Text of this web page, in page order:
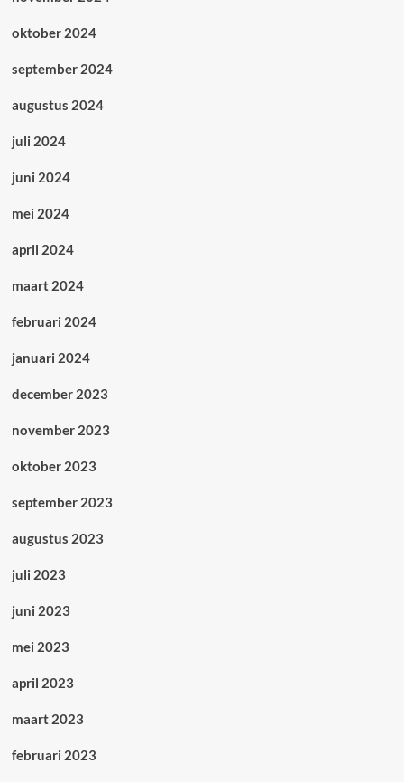
oktober 2024
september 2024
augustus 2024
juli 2024
juni 2024
mei 2024
april 2024
maart 2024
februari 2024
januari 2024
december 2023
november 2023
oktober 2023
september 2023
augustus 2023
juli 2023
juni 2023
mei 2023
april 2023
maart 2023
februari 2023